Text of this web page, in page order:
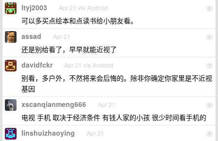
5
ltyj2003 Apr 21 via Android
可以多买点绘本和点读书给小朋友看。
6
assad Apr 21
还是别给看了，早早就能近视了
7
davidfckr Apr 21 via Android
别看，多户外，不然将来会后悔的。除非你确定你家里是不近视
基因
8
xscanqianmeng666 Apr 21
电视 手机 取决于经济条件 有钱人家的小孩 很少时间看手机的
9
linshuizhaoying Apr 21